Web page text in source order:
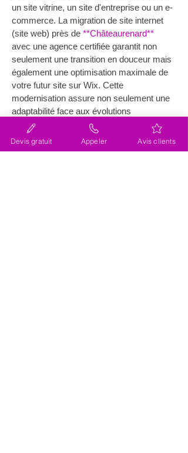
un site vitrine, un site d'entreprise ou un e-
commerce. La migration de site internet
(site web) près de **Châteaurenard**
avec une agence certifiée garantit non
seulement une transition en douceur mais
également une optimisation maximale de
votre futur site sur Wix. Cette
modernisation assure non seulement une
adaptabilité face aux évolutions
technologiques futures mais aussi une
sécurité accrue de vos données, un
aspect essentiel dans le paysage
Devis gratuit Appeler Avis clients